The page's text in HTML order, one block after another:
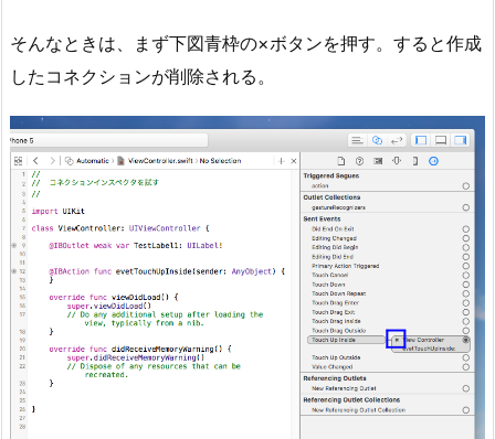
そんなときは、まず下図青枠の×ボタンを押す。すると作成
したコネクションが削除される。